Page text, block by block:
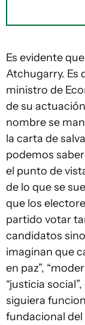
Es evidente
Atchugarry. Es
ministro de
de su
nombre se
la carta de
podemos
el punto de
de lo que se
que los
partido votar
candidatos
imaginan que
en paz”,
“justicia
siguiera
fundacional